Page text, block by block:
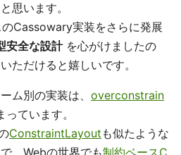
思います。
Cassowary実装をさらに発展
安全な設計を心がけましたの
ただけると嬉しいです。
ム別の実装は、 overconstrain
ています。
ConstraintLayout も似たような